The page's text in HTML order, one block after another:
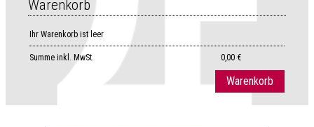
Warenkorb
Ihr Warenkorb ist leer
Summe inkl. MwSt. 0,00 €
Warenkorb